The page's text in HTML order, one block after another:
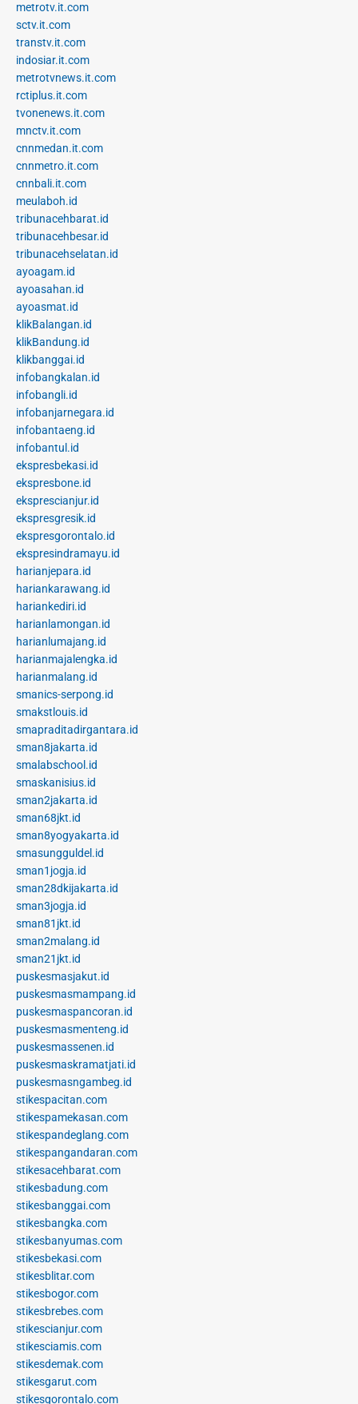
metrotv.it.com
sctv.it.com
transtv.it.com
indosiar.it.com
metrotvnews.it.com
rctiplus.it.com
tvonenews.it.com
mnctv.it.com
cnnmedan.it.com
cnnmetro.it.com
cnnbali.it.com
meulaboh.id
tribunacehbarat.id
tribunacehbesar.id
tribunacehselatan.id
ayoagam.id
ayoasahan.id
ayoasmat.id
klikBalangan.id
klikBandung.id
klikbanggai.id
infobangkalan.id
infobangli.id
infobanjarnegara.id
infobantaeng.id
infobantul.id
ekspresbekasi.id
ekspresbone.id
eksprescianjur.id
ekspresgresik.id
ekspresgorontalo.id
ekspresindramayu.id
harianjepara.id
hariankarawang.id
hariankediri.id
harianlamongan.id
harianlumajang.id
harianmajalengka.id
harianmalang.id
smanics-serpong.id
smakstlouis.id
smapraditadirgantara.id
sman8jakarta.id
smalabschool.id
smaskanisius.id
sman2jakarta.id
sman68jkt.id
sman8yogyakarta.id
smasungguldel.id
sman1jogja.id
sman28dkijakarta.id
sman3jogja.id
sman81jkt.id
sman2malang.id
sman21jkt.id
puskesmasjakut.id
puskesmasmampang.id
puskesmaspancoran.id
puskesmasmenteng.id
puskesmassenen.id
puskesmaskramatjati.id
puskesmasngambeg.id
stikespacitan.com
stikespamekasan.com
stikespandeglang.com
stikespangandaran.com
stikesacehbarat.com
stikesbadung.com
stikesbanggai.com
stikesbangka.com
stikesbanyumas.com
stikesbekasi.com
stikesblitar.com
stikesbogor.com
stikesbrebes.com
stikescianjur.com
stikesciamis.com
stikesdemak.com
stikesgarut.com
stikesgorontalo.com